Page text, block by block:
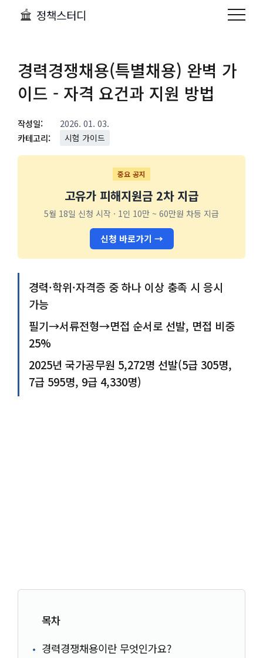
정책스터디
경력경쟁채용(특별채용) 완벽 가
이드 - 자격 요건과 지원 방법
작성일:
2026. 01. 03.
카테고리:
시험 가이드
중요 공지
고유가 피해지원금 2차 지급
5월 18일 신청 시작 · 1인 10만 ~ 60만원 차등 지급
신청 바로가기 →
경력·학위·자격증 중 하나 이상 충족 시 응시
가능
필기→서류전형→면접 순서로 선발, 면접 비중
25%
2025년 국가공무원 5,272명 선발(5급 305명,
7급 595명, 9급 4,330명)
목차
경력경쟁채용이란 무엇인가요?